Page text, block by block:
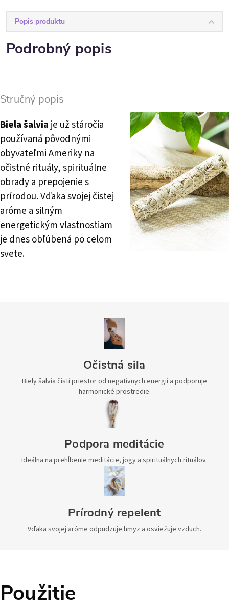
Popis produktu
Podrobný popis
Stručný popis
Biela šalvia je už stáročia
používaná pôvodnými
obyvateľmi Ameriky na
očistné rituály, spirituálne
obrady a prepojenie s
prírodou. Vďaka svojej čistej
aróme a silným
energetickým vlastnostiam
je dnes obľúbená po celom
svete.
Očistná sila
Biely šalvia čistí priestor od negatívnych energií a podporuje
harmonické prostredie.
Podpora meditácie
Ideálna na prehĺbenie meditácie, jogy a spirituálnych rituálov.
Prírodný repelent
Vďaka svojej aróme odpudzuje hmyz a osviežuje vzduch.
Použitie